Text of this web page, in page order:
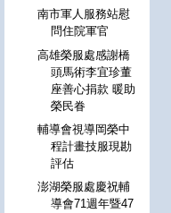
南市軍人服務站慰
問住院軍官
高雄榮服處感謝橋
頭馬術李宜珍董
座善心捐款 暖助
榮民眷
輔導會視導岡榮中
程計畫技服現勘
評估
澎湖榮服處慶祝輔
導會71週年暨47